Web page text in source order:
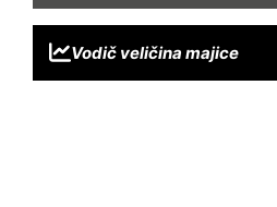
Vodič veličina majice